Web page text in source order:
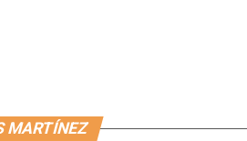
MARTÍNEZ